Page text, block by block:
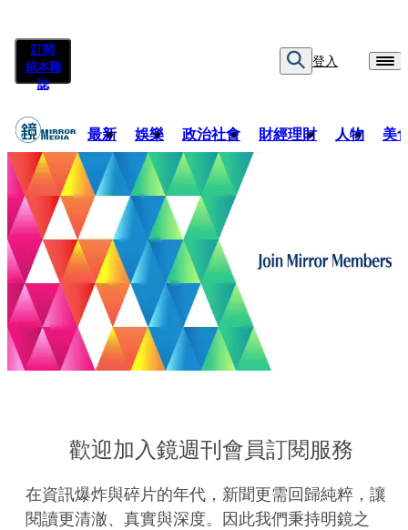
訂閱
紙本雜
誌
登入
最新 娛樂 政治社會 財經理財 人物 美
歡迎加入鏡週刊會員訂閱服務
在資訊爆炸與碎片的年代，新聞更需回歸純粹，讓
閱讀更清澈、真實與深度。因此我們秉持明鏡之